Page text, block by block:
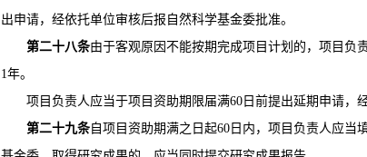
出申请，经依托单位审核后报自然科学基金委批准。
第二十八条由于客观原因不能按期完成项目计划的，项目负
1年。
项目负责人应当于项目资助期限届满60日前提出延期申请，
第二十九条 自项目资助期满之日起60日内，项目负责人应